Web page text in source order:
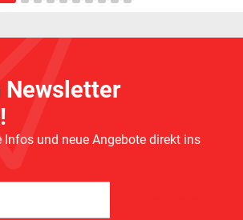
Infos und neue Angebote direkt ins